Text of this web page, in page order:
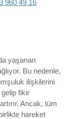
960 49 16
yaşanan
Bu nedenle,
ilişkilerini
fikir
Ancak, tüm
hareket